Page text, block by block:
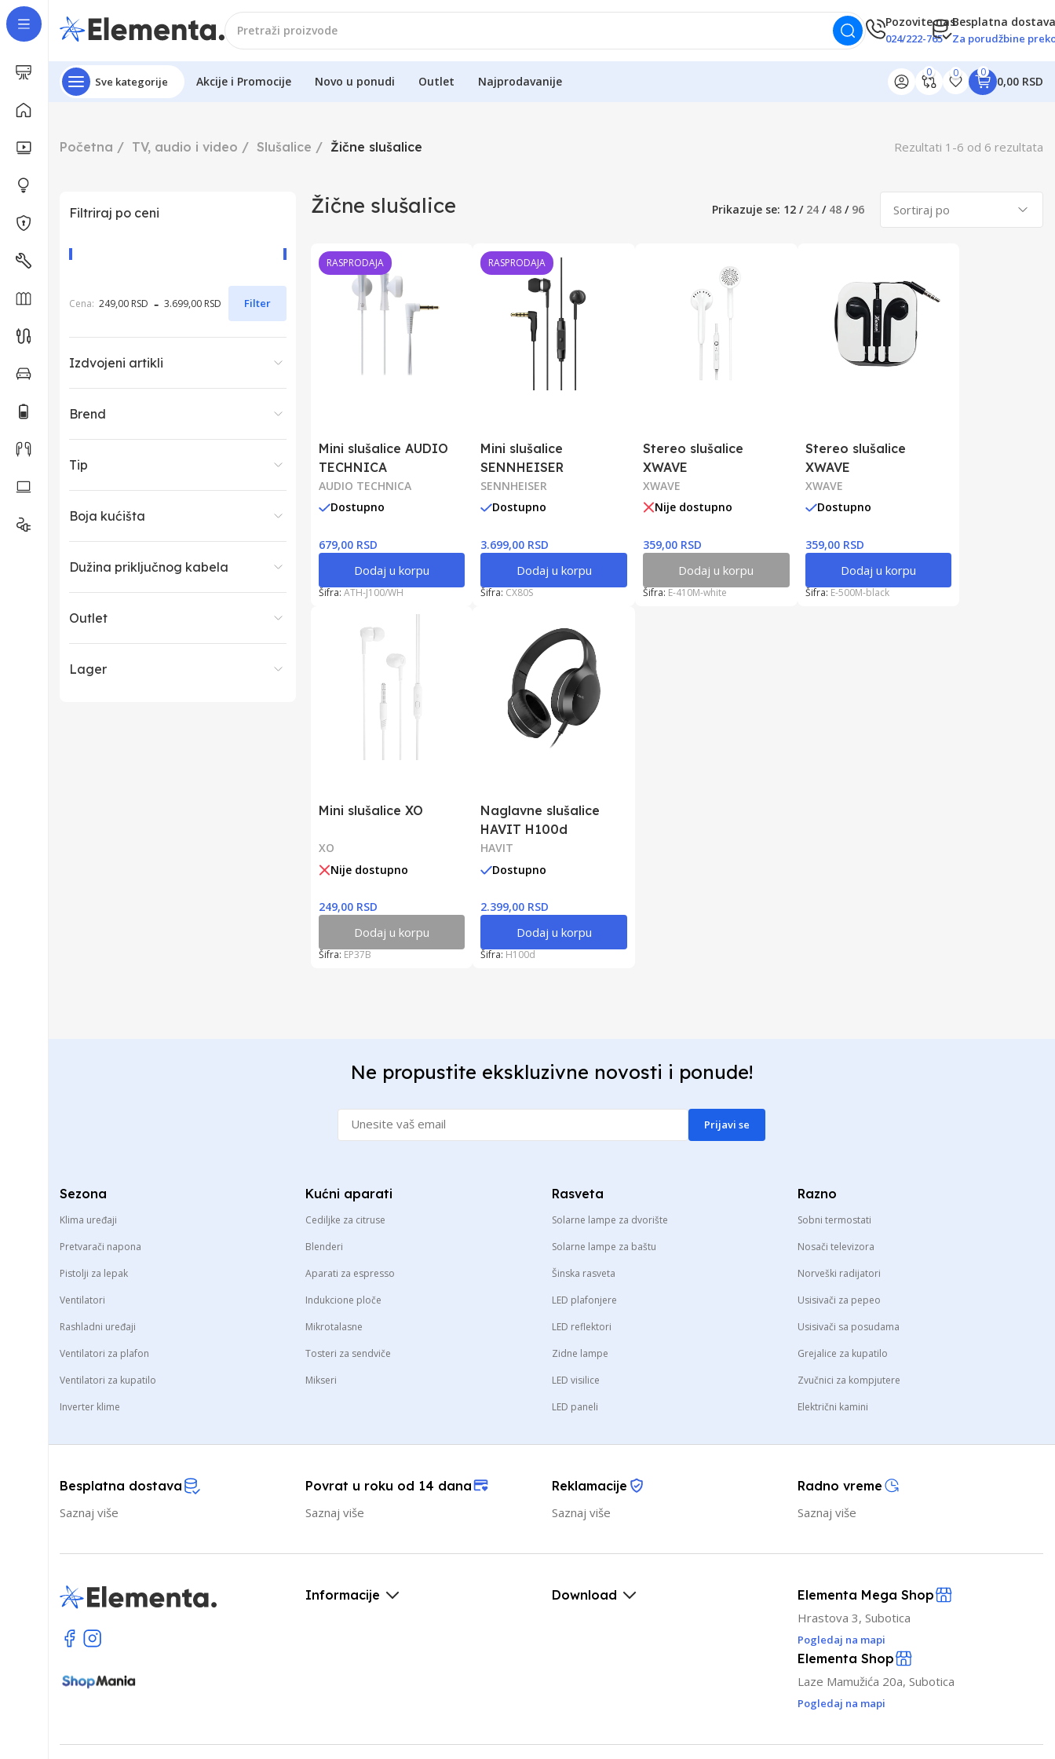
Pozovite nas
024/222-765
Besplatna
Za porudžbine
Sve kategorije Akcije i Promocije Novo u ponudi Outlet Najprodavanije
0 0 0
0,00 RSD
Početna TV, audio i video Slušalice Žične slušalice Rezultati 1 -6 od 6 rezultata
Filtriraj po ceni
Cena: 249,00 RSD - 3.699,00 RSD Filter
Izdvojeni artikli
Brend
Tip
Boja kućišta
Dužina priključnog kabela
Outlet
Lager
Žične slušalice Prikazuje se: 12 / 24 / 48 / 96
RASPRODAJA
Mini slušalice AUDIO
TECHNICA
AUDIO TECHNICA
Dostupno
679,00 RSD
Dodaj u korpu
Šifra: ATH-J100/WH
RASPRODAJA
Mini slušalice
SENNHEISER
SENNHEISER
Dostupno
3.699,00 RSD
Dodaj u korpu
Šifra: CX80S
Stereo slušalice
XWAVE
XWAVE
Nije dostupno
359,00 RSD
Dodaj u korpu
Šifra: E-410M-white
Stereo slušalice
XWAVE
XWAVE
Dostupno
359,00 RSD
Dodaj u korpu
Šifra: E-500M-black
Mini slušalice XO
XO
Nije dostupno
249,00 RSD
Dodaj u korpu
Šifra: EP37B
Naglavne slušalice
HAVIT H100d
HAVIT
Dostupno
2.399,00 RSD
Dodaj u korpu
Šifra: H100d
Ne propustite ekskluzivne novosti i ponude!
Prijavi se
Sezona
Klima uređaji
Pretvarači napona
Pistolji za lepak
Ventilatori
Rashladni uređaji
Ventilatori za plafon
Ventilatori za kupatilo
Inverter klime
Kućni aparati
Cediljke za citruse
Blenderi
Aparati za espresso
Indukcione ploče
Mikrotalasne
Tosteri za sendviče
Mikseri
Rasveta
Solarne lampe za dvorište
Solarne lampe za baštu
Šinska rasveta
LED plafonjere
LED reflektori
Zidne lampe
LED visilice
LED paneli
Razno
Sobni termostati
Nosači televizora
Norveški radijatori
Usisivači za pepeo
Usisivači sa posudama
Grejalice za kupatilo
Zvučnici za kompjutere
Električni kamini
Besplatna dostava
Saznaj više
Povrat u roku od 14 dana
Saznaj više
Reklamacije
Saznaj više
Radno vreme
Saznaj više
Informacije Download
Elementa Mega Shop
Hrastova 3, Subotica
Pogledaj na mapi
Elementa Shop
Laze Mamužića 20a, Subotica
Pogledaj na mapi